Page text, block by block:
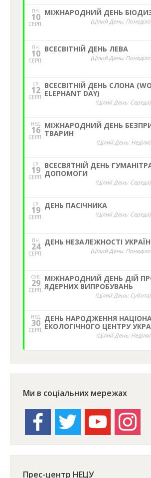
ПН.
10
СЕРП.
МІЖНАРОДНИЙ ДЕНЬ
(Цілий День:
ПН.
10
СЕРП.
ВСЕСВІТНІЙ ДЕНЬ ЛЕВА
(Цілий День:
СР.
12
СЕРП.
ВСЕСВІТНІЙ ДЕНЬ СЛОНА
ELEPHANT DAY)
(Цілий День: Середа)
НЕД,
16
СЕРП.
МІЖНАРОДНИЙ ДЕНЬ
ТВАРИН
(Цілий День: Неділя)
СР.
19
СЕРП.
ВСЕСВЯТНІЙ ДЕНЬ
ДОПОМОГИ
(Цілий День: Середа)
СР.
19
СЕРП.
ДЕНЬ ПАСІЧНИКА
(Цілий День: Середа)
ПН.
24
СЕРП.
ДЕНЬ НЕЗАЛЕЖНОСТІ
(Цілий День:
СУБ.
29
СЕРП.
МІЖНАРОДНИЙ ДЕНЬ ДІЙ
ЯДЕРНИХ ВИПРОБУВАНЬ
(Цілий День: Субота)
НЕД,
30
СЕРП.
ДЕНЬ НАРОДЖЕННЯ
ЕКОЛОГІЧНОГО ЦЕНТРУ
(Цілий День: Неділя)
Ми в соціальних мережах
facebook twitter youtube instagram
Прес-центр НЕЦУ